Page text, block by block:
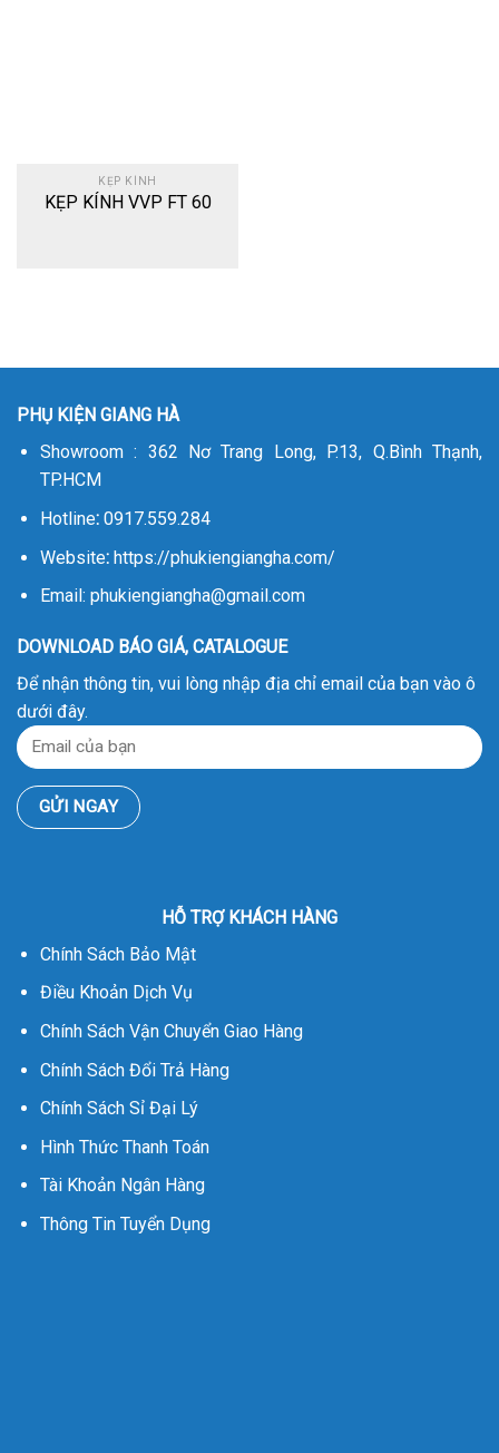
KẸP KÍNH
KẸP KÍNH VVP FT 60
PHỤ KIỆN GIANG HÀ
Showroom : 362 Nơ Trang Long, P.13, Q.Bình Thạnh,
TP.HCM
Hotline:0917.559.284
Website: https://phukiengiangha.com/
Email: phukiengiangha@gmail.com
DOWNLOAD BÁO GIÁ, CATALOGUE
Để nhận thông tin, vui lòng nhập địa chỉ email của bạn vào ô
dưới đây.
HỖ TRỢ KHÁCH HÀNG
Chính Sách Bảo Mật
Điều Khoản Dịch Vụ
Chính Sách Vận Chuyển Giao Hàng
Chính Sách Đổi Trả Hàng
Chính Sách Sỉ Đại Lý
Hình Thức Thanh Toán
Tài Khoản Ngân Hàng
Thông Tin Tuyển Dụng